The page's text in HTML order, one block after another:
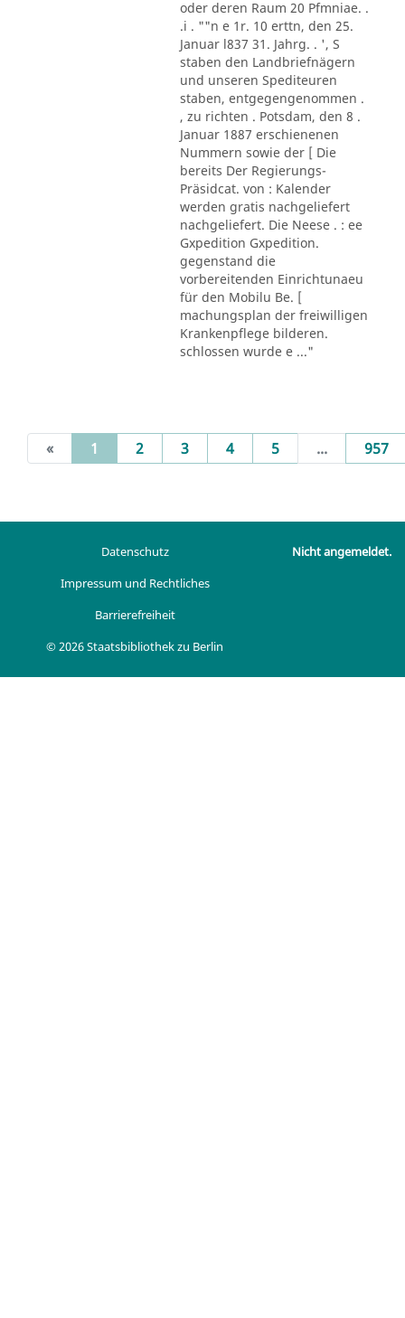
oder deren Raum 20 Pfmniae. .
.i . ""n e 1r. 10 erttn, den 25.
Januar l837 31. Jahrg. . ', S
staben den Landbriefnägern
und unseren Spediteuren
staben, entgegengenommen .
, zu richten . Potsdam, den 8 .
Januar 1887 erschienenen
Nummern sowie der [ Die
bereits Der Regierungs-
Präsidcat. von : Kalender
werden gratis nachgeliefert
nachgeliefert. Die Neese . : ee
Gxpedition Gxpedition.
gegenstand die
vorbereitenden Einrichtunaeu
für den Mobilu Be. [
machungsplan der freiwilligen
Krankenpflege bilderen.
schlossen wurde e ..."
« 1 (current)
2 3 4 5 ... 957
Datenschutz
Impressum und Rechtliches
Barrierefreiheit
© 2026 Staatsbibliothek zu Berlin
Nicht angemeldet.